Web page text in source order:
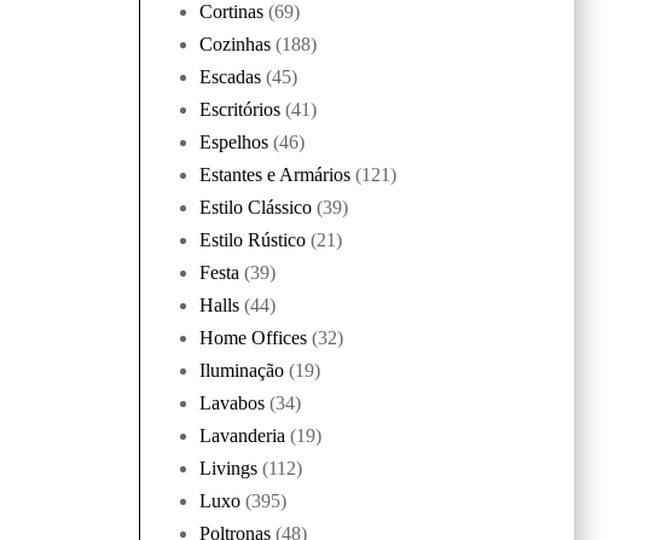
Cortinas (69)
Cozinhas (188)
Escadas (45)
Escritórios (41)
Espelhos (46)
Estantes e Armários (121)
Estilo Clássico (39)
Estilo Rústico (21)
Festa (39)
Halls (44)
Home Offices (32)
Iluminação (19)
Lavabos (34)
Lavanderia (19)
Livings (112)
Luxo (395)
Poltronas (48)